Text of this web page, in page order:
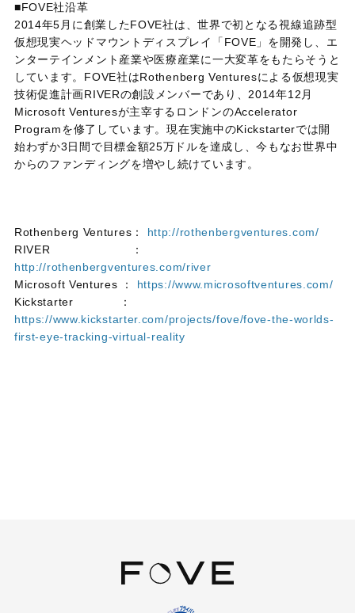
■FOVE社沿革
2014年5月に創業したFOVE社は、世界で初となる視線追跡型
仮想現実ヘッドマウントディスプレイ「FOVE」を開発し、エ
ンターテインメント産業や医療産業に一大変革をもたらそうと
しています。FOVE社はRothenberg Venturesによる仮想現実
技術促進計画RIVERの創設メンバーであり、2014年12月
Microsoft Venturesが主宰するロンドンのAccelerator
Programを修了しています。現在実施中のKickstarterでは開
始わずか3日間で目標金額25万ドルを達成し、今もなお世界中
からのファンディングを増やし続けています。
Rothenberg Ventures： http://rothenbergventures.com/
RIVER ：
http://rothenbergventures.com/river
Microsoft Ventures ： https://www.microsoftventures.com/
Kickstarter ：
https://www.kickstarter.com/projects/fove/fove-the-worlds-
first-eye-tracking-virtual-reality